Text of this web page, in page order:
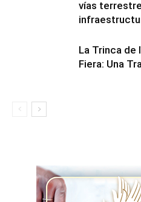
vías
​La Trinca de
Fiera: Una